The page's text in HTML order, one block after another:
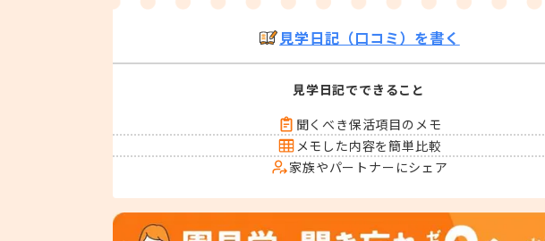
見学日記（口コミ）を書く
見学日記でできること
聞くべき保活項目のメモ
メモした内容を簡単比較
家族やパートナーにシェア